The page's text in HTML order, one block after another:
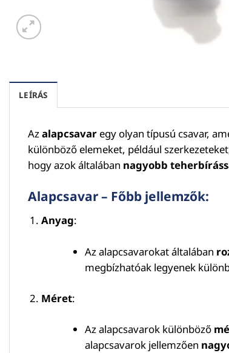
LEÍRÁS
Azalapcsavar egy olyan típusú csavar,
különböző elemeket, például
hogy azok általában nagyobb
Alapcsavar – Főbb jellemzők:
Anyag:
Az alapcsavarokat általában
megbízhatóak legyenek
Méret:
Az alapcsavarok különböző
alapcsavarok jellemzően